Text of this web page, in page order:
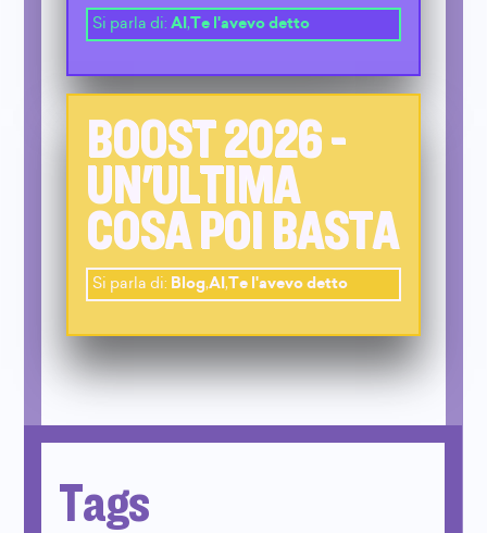
Si parla di: AI ,Te l'avevo detto
BOOST 2026 -
UN'ULTIMA
COSA POI BASTA
Si parla di: Blog,AI ,Te l'avevo detto
Tags